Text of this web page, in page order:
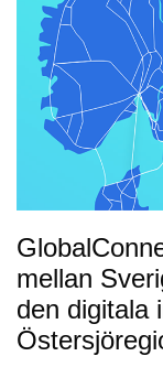
mellan
den digitala